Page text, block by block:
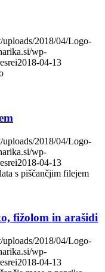
2018/04/Logo-
wp-
2018-04-13
2018/04/Logo-
wp-
2018-04-13
s piščančjim filejem
fižolom in arašidi
2018/04/Logo-
wp-
2018-04-13